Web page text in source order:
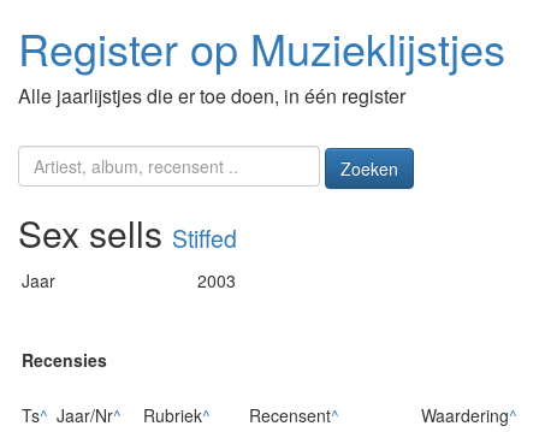
Register op Muzieklijstjes
Alle jaarlijstjes die er toe doen, in één register
Zoeken
Sex sells Stiffed
Jaar 2003
Recensies
Ts^ Jaar/Nr^ Rubriek^ Recensent^ Waardering^